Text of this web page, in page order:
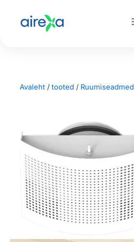
Avaleht / tooted / Ruumiseadmed